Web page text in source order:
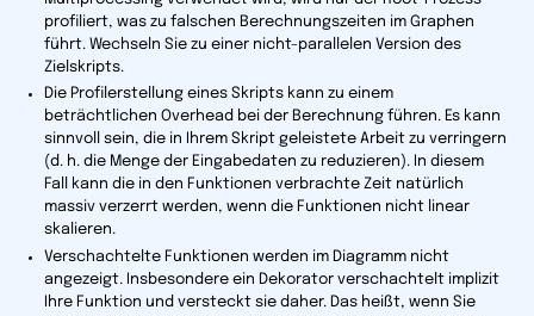
profiliert, was zu falschen Berechnungszeiten im Graphen
führt. Wechseln Sie zu einer nicht-parallelen Version des
Zielskripts.
Die Profilerstellung eines Skripts kann zu einem
beträchtlichen Overhead bei der Berechnung führen. Es kann
sinnvoll sein, die in Ihrem Skript geleistete Arbeit zu verringern
(d. h. die Menge der Eingabedaten zu reduzieren). In diesem
Fall kann die in den Funktionen verbrachte Zeit natürlich
massiv verzerrt werden, wenn die Funktionen nicht linear
skalieren.
Verschachtelte Funktionen werden im Diagramm nicht
angezeigt. Insbesondere ein Dekorator verschachtelt implizit
Ihre Funktion und versteckt sie daher. Das heißt, wenn Sie